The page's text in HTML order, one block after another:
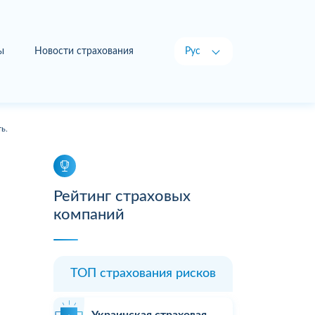
Новости страхования Рус
Рейтинг страховых
компаний
ТОП страхования рисков